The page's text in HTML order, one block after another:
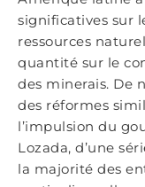
significatives sur
ressources
quantité sur le
des minerais. De
des réformes
l’impulsion du
Lozada, d’une
la majorité des